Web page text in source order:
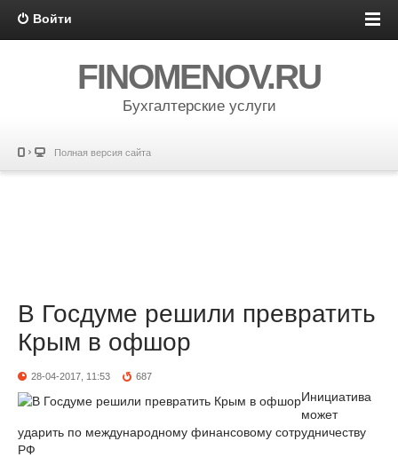
Войти
FINOMENOV.RU
Бухгалтерские услуги
Полная версия сайта
В Госдуме решили превратить
Крым в офшор
28-04-2017, 11:53 687
Инициатива
может
ударить по международному финансовому сотрудничеству
РФ